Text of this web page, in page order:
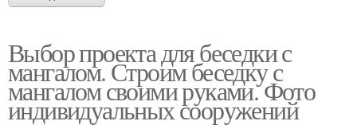
Выбор проекта для беседки с
мангалом. Строим беседку с
мангалом своими руками. Фото
индивидуальных сооружений